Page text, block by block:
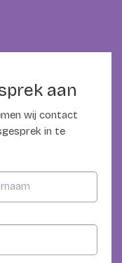
aan
wij contact
in te